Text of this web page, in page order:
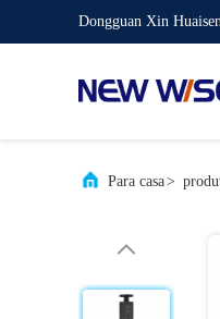
Dongguan Xin
Para casa>